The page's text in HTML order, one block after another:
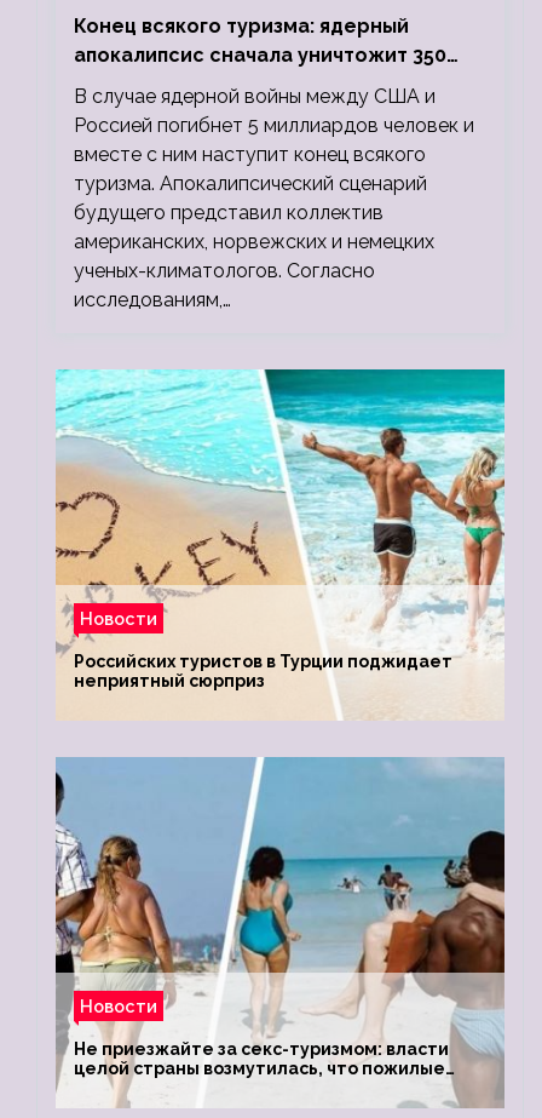
Конец всякого туризма: ядерный
апокалипсис сначала уничтожит 350
миллионов, а потом 5 миллиардов
людей
В случае ядерной войны между США и
Россией погибнет 5 миллиардов человек и
вместе с ним наступит конец всякого
туризма. Апокалипсический сценарий
будущего представил коллектив
американских, норвежских и немецких
ученых-климатологов. Согласно
исследованиям,…
Новости
Российских туристов в Турции поджидает
неприятный сюрприз
Новости
Не приезжайте за секс-туризмом: власти
целой страны возмутилась, что пожилые
туристки массово едут к ним, чтобы
обзавестись молодыми любовниками